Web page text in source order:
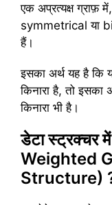
एक अप्रत्यक्ष ग्राफ़
symmetrical या
हैं।
इसका अर्थ यह है कि
किनारा है, तो इसका
किनारा भी है।
डेटा स्ट्रक्चर
Weighted
Structure)